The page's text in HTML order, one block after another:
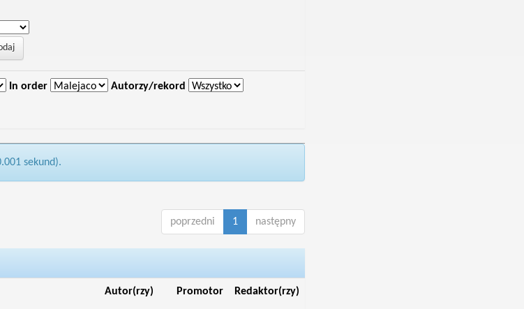
In order Autorzy/rekord
sekund).
poprzedni 1 następny
Autor(rzy) Promotor Redaktor(rzy)